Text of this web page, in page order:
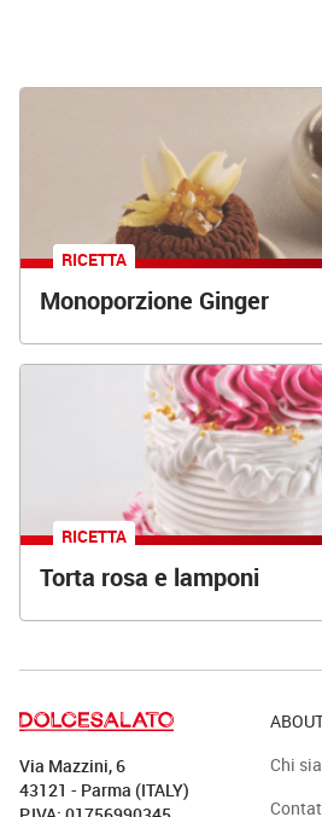
RICETTA
Monoporzione Ginger
RICETTA
Torta rosa e lamponi
Via Mazzini, 6
43121 - Parma (ITALY)
Chi